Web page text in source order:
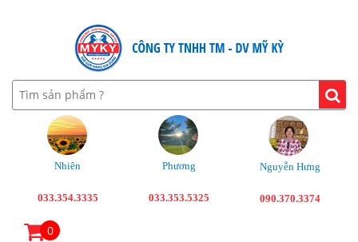
Nhiên
033.354.3335
Phương
033.353.5325
Nguyễn Hưng
090.370.3374
0